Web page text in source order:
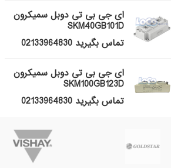
ای جی بی تی دوبل سمیکرون
SKM40GB101D
تماس بگیرید 02133964830
ای جی بی تی دوبل سمیکرون
SKM100GB123D
تماس بگیرید 02133964830